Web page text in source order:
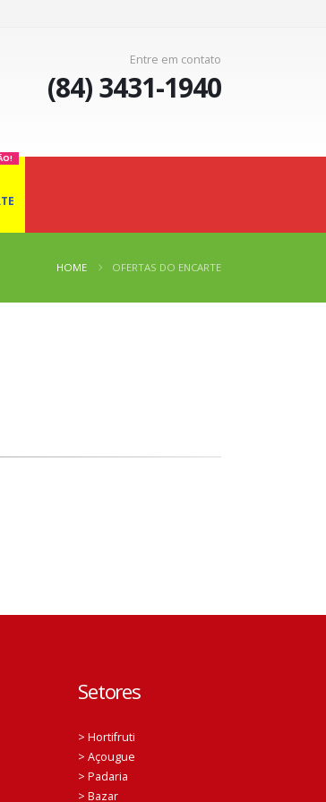
Entre em contato
(84) 3431-1940
HOME OFERTAS DO ENCARTE
Setores
> Hortifruti
> Açougue
> Padaria
> Bazar